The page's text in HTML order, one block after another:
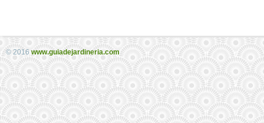
© 2016 www.guiadejardineria.com